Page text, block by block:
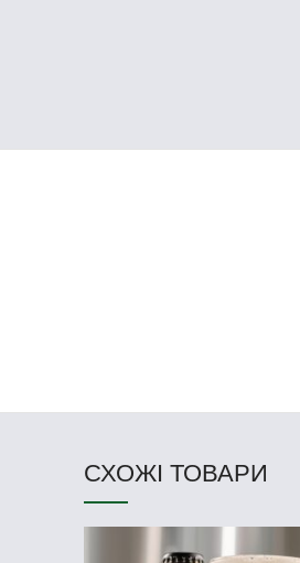
СХОЖІ ТОВАРИ